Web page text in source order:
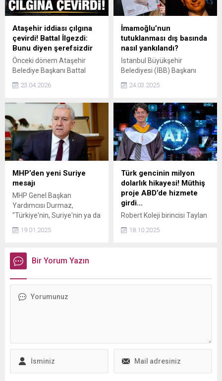
karar doğrultusunda ürünün
satışının durdurulması ve
piyasadaki mevcut ürünlerin
raflardan çekilmesi istendi.
Ataşehir iddiası çılgına
çevirdi! Battal İlgezdi:
Bunu diyen şerefsizdir
Önceki dönem Ataşehir
Belediye Başkanı Battal
soruşturma ve tutuklanan
Adıgüzel hakkında ortaya
atılan iddialara çok sert
cevap verdi.
23.04.2026
İmamoğlu’nun
tutuklanması dış basında
nasıl yankılandı?
İstanbul Büyükşehir
Belediyesi (İBB) Başkanı
İBB'ye yönelik yolsuzluk
tutuklanması, dünya
basınında geniş yankı buldu.
24.03.2025
MHP’den yeni Suriye
mesajı
MHP Genel Başkan
Yardımcısı Durmaz,
"Türkiye'nin, Suriye'nin ya da
gözü yoktur." açıklamasında
19.01.2025
Türk gencinin milyon
dolarlık hikayesi! Müthiş
proje ABD’de hizmete
girdi…
Robert Koleji birincisi Taylan
bilgisayar bilimi okuyup
18.10.2025
Bir Yorum Yazın